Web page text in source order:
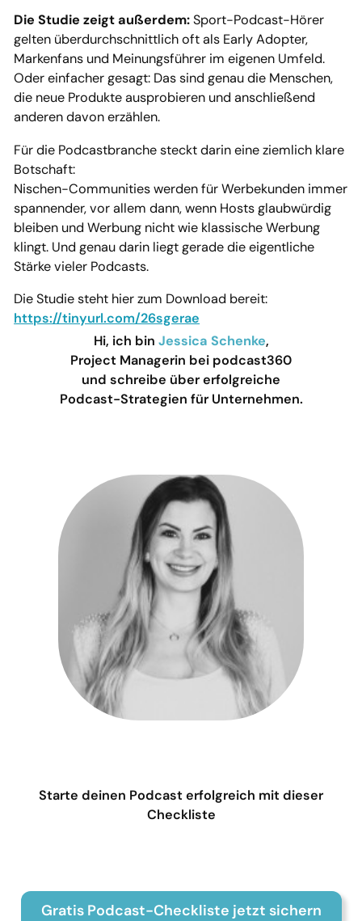
Die Studie zeigt außerdem:Sport-Podcast-Hörer
gelten überdurchschnittlich oft als Early Adopter,
Markenfans und Meinungsführer im eigenen Umfeld.
Oder einfacher gesagt: Das sind genau die Menschen,
die neue Produkte ausprobieren und anschließend
anderen davon erzählen.
Für die Podcastbranche steckt darin eine ziemlich klare
Botschaft:
Nischen-Communities werden für Werbekunden immer
spannender, vor allem dann, wenn Hosts glaubwürdig
bleiben und Werbung nicht wie klassische Werbung
klingt. Und genau darin liegt gerade die eigentliche
Stärke vieler Podcasts.
Die Studie steht hier zum Download bereit:
https://tinyurl.com/26sgerae
Hi, ich bin Jessica Schenke,
Project Managerin bei podcast360
und schreibe über erfolgreiche
Podcast-Strategien für Unternehmen.
Starte deinen Podcast erfolgreich mit dieser
Checkliste
Gratis Podcast-Checkliste jetzt sichern